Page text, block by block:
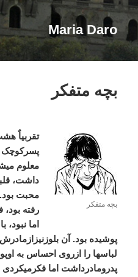
Maria Daro
بچه متفکر
بچه متفکر
تقربیاٌ
پسرکوچک
معلوم
داشت،
محبت بود.
رفته
اما نبود،
پوشیده بود. آن
لباسها را ازروی احساس به
پدرومادرداشت اما